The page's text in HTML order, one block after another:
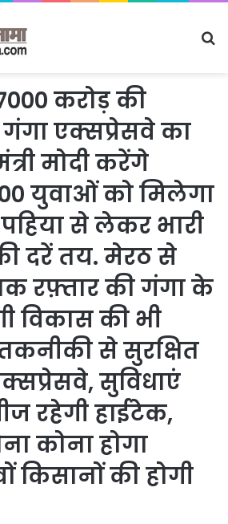
करोड़ की
एक्सप्रेसवे का
मोदी करेंगे
युवाओं को मिलेगा
पहिया से लेकर भारी
दरें तय. मेरठ से
रफ़्तार की गंगा के
विकास की भी
से सुरक्षित
सुविधाएं
रहेगी हाईटेक,
कोना होगा
किसानों की होगी